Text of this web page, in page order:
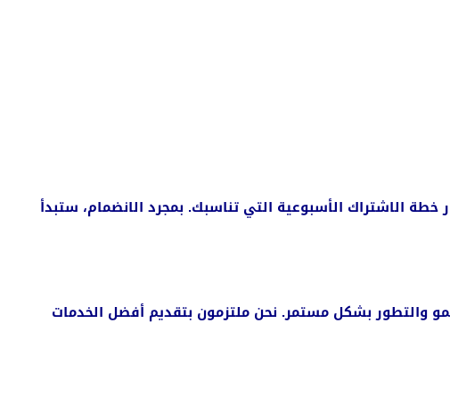
الاشتراك الأسبوعية التي تناسبك. بمجرد الانضمام، ستبدأ
والتطور بشكل مستمر. نحن ملتزمون بتقديم أفضل الخدمات